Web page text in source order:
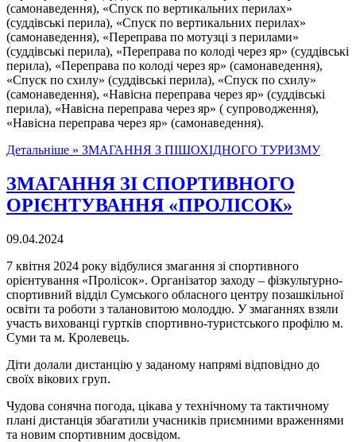
(самонаведення), «Спуск по вертикальних перилах»
(суддівські перила), «Спуск по вертикальних перилах»
(самонаведення), «Переправа по мотузці з перилами»
(суддівські перила), «Переправа по колоді через яр» (суддівські
перила), «Переправа по колоді через яр» (самонаведення),
«Спуск по схилу» (суддівські перила), «Спуск по схилу»
(самонаведення), «Навісна переправа через яр» (суддівські
перила), «Навісна переправа через яр» ( супроводження),
«Навісна переправа через яр» (самонаведення).
Детальніше » ЗМАГАННЯ З ПІШОХІДНОГО ТУРИЗМУ
ЗМАГАННЯ ЗІ СПОРТИВНОГО
ОРІЄНТУВАННЯ «ПРОЛІСОК»
09.04.2024
7 квітня 2024 року відбулися змагання зі спортивного
орієнтування «Пролісок». Організатор заходу – фізкультурно-
спортивний відділ Сумського обласного центру позашкільної
освіти та роботи з талановитою молоддю. У змаганнях взяли
участь вихованці гуртків спортивно-туристського профілю м.
Суми та м. Кролевець.
Діти долали дистанцію у заданому напрямі відповідно до
своїх вікових груп.
Чудова сонячна погода, цікава у технічному та тактичному
плані дистанція збагатили учасників приємними враженнями
та новим спортивним досвідом.